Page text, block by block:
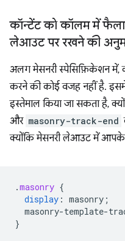
कॉन्टेंट को कॉलम में
लेआउट पर रखने की
अलग मेसनरी स्पेसिफ़िकेशन में,
करने की कोई वजह नहीं है.
इस्तेमाल किया जा सकता है,
और masonry-track-end
क्योंकि मेसनरी लेआउट में आपके
.masonry {
display : masonry ;
masonry-template-
}